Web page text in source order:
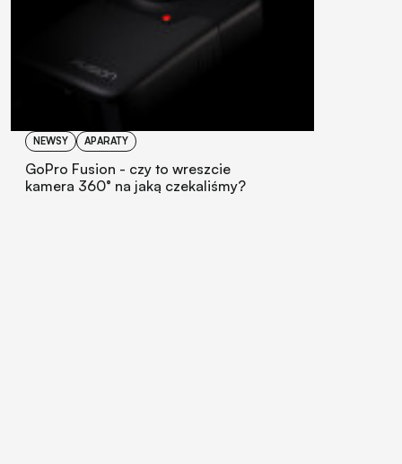
NEWSY APARATY
GoPro Fusion - czy to wreszcie
kamera 360° na jaką czekaliśmy?